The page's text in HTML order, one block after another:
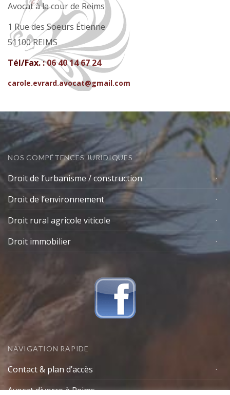
Avocat à la cour de Reims
1 Rue des Soeurs Étienne
51100 REIMS
Tél/Fax. :06 40 14 67 24
carole.evrard.avocat@gmail.com
NOS COMPÉTENCES JURIDIQUES
Droit de l’urbanisme / construction
Droit de l’environnement
Droit rural agricole viticole
Droit immobilier
NAVIGATION RAPIDE
Contact & plan d’accès
Avocat divorce à Reims